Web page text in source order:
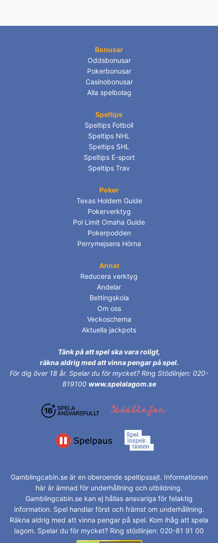
Bonusar
Oddsbonusar
Pokerbonusar
Casinobonusar
Alla spelbolag
Speltips
Speltips Fotboll
Speltips NHL
Speltips SHL
Speltips E-sport
Speltips Trav
Poker
Texas Holdem Guide
Pokerverktyg
Pol Limit Omaha Guide
Pokerpodden
Perrymejsens Hörna
Annat
Reducera verktyg
Andelar
Bettingskola
Om oss
Veckoschema
Aktuella jackpots
Tänk på att spel ska vara roligt,
räkna aldrig med att vinna pengar på spel.
För dig över 18 år. Spelar du för mycket? Ring Stödlinjen: 020-
819100 www.spelalagom.se
Gamblingcabin.se är en oberoende speltipssajt. Informationen
här är ämnad för underhållning och utbildning.
Gamblingcabin.se kan ej hållas ansvariga för felaktig
information. Spel handlar först och främst om underhållning.
Räkna aldrig med att vinna pengar på spel. Kom ihåg att spela
lagom. Spelar du för mycket? Ring stödlinjen: 020-81 91 00